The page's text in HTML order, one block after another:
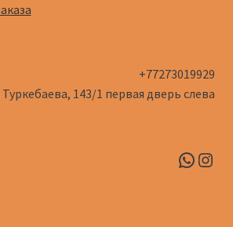
+77273019929
143/1​ первая дверь слева